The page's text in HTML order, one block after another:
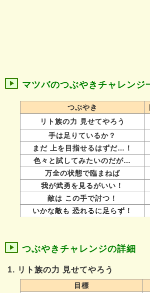
マツバのつぶやきチャレンジ
つぶやき
リト族の力 見せてやろう
手は足りているか？
まだ 上を目指せるはずだ…！
色々と試してみたいのだが…
万全の状態で臨まねば
我が武勇を見るがいい！
敵は この手で討つ！
いかな敵も 恐れるに足らず！
つぶやきチャレンジの詳細
1. リト族の力 見せてやろう
目標